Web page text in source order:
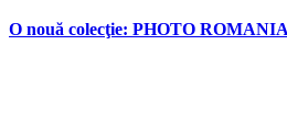
O nouă colecţie: PHOTO ROMANIA